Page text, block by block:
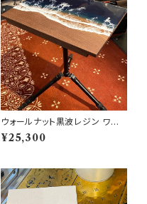
ウォールナット黒波レジン ワン
ユニット天板【 802PRODUCT
S 】
¥25,300